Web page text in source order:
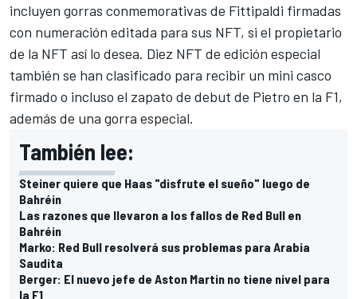
incluyen gorras conmemorativas de Fittipaldi firmadas
con numeración editada para sus NFT, si el propietario
de la NFT así lo desea. Diez NFT de edición especial
también se han clasificado para recibir un mini casco
firmado o incluso el zapato de debut de Pietro en la F1,
además de una gorra especial.
También lee:
Steiner quiere que Haas "disfrute el sueño" luego de
Bahréin
Las razones que llevaron a los fallos de Red Bull en
Bahréin
Marko: Red Bull resolverá sus problemas para Arabia
Saudita
Berger: El nuevo jefe de Aston Martin no tiene nivel para
la F1